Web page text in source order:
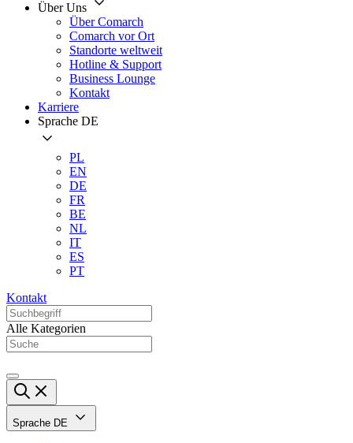
Über Uns
Über Comarch
Comarch vor Ort
Standorte weltweit
Hotline & Support
Business Lounge
Kontakt
Karriere
Sprache DE
PL
EN
DE
FR
BE
NL
IT
ES
PT
Kontakt
Alle Kategorien
Sprache DE